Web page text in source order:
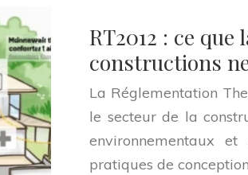
RT2012 : ce
constructions
La Réglementation
le secteur de la
environnementaux
pratiques de